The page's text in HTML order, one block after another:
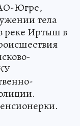
Югре,
тела
реке Иртыш в